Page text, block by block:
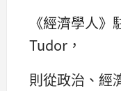
《經濟學人
Tudor，
則從政治、經